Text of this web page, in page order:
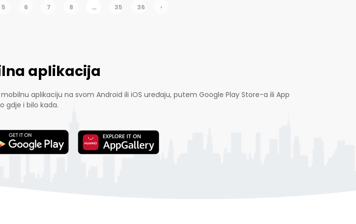
5 6 7 8 ... 35 36 ›
aplikacija
aplikaciju na svom Android ili iOS uređaju, putem Google Play Store-a ili App
gdje i bilo kada.